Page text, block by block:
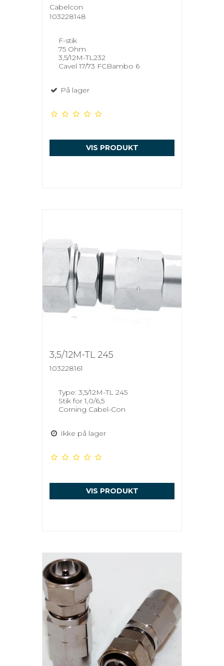
Cabelcon
103228148
F-stik
75 Ohm
3,5/12M-TL232
Cavel 17/73 FCBambo 6
På lager
VIS PRODUKT
3,5/12M-TL 245
103228161
Type: 3,5/12M-TL 245
Stik for 1,0/6,5
Corning Cabel-Con
Ikke på lager
VIS PRODUKT